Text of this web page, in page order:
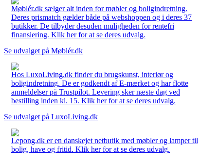
Møblér.dk sælger alt inden for møbler og boligindretning.
Deres prismatch gælder både på webshoppen og i deres 37
butikker. De tilbyder desuden muligheden for rentefri
finansiering. Klik her for at se deres udvalg.
Se udvalget på Møblér.dk
Hos LuxoLiving.dk finder du brugskunst, interiør og
boligindretning. De er godkendt af E-mærket og har flotte
anmeldelser på Trustpilot. Levering sker næste dag ved
bestilling inden kl. 15. Klik her for at se deres udvalg.
Se udvalget på LuxoLiving.dk
Lepong.dk er en danskejet netbutik med møbler og lamper til
bolig, have og fritid. Klik her for at se deres udvalg.